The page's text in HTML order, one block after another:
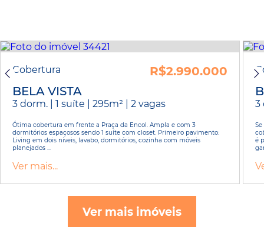
Cobertura
R$2.990.000
BELA VISTA
3 dorm. | 1 suíte | 295m² | 2 vagas
Ótima cobertura em frente a Praça da Encol. Ampla e com 3
dormitórios espaçosos sendo 1 suíte com closet. Primeiro pavimento:
Living em dois níveis, lavabo, dormitórios, cozinha com móveis
planejados ...
Ver mais...
3
é
Ver mais imóveis